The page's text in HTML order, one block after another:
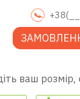
ваш розмір,